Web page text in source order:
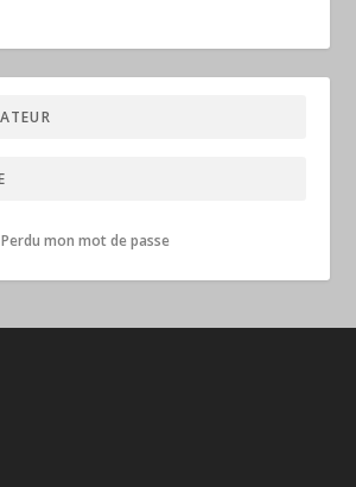
Perdu mon mot de passe